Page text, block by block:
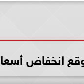
انخفاض